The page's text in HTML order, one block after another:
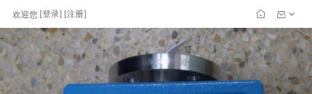
欢迎您 [登录] [注册]